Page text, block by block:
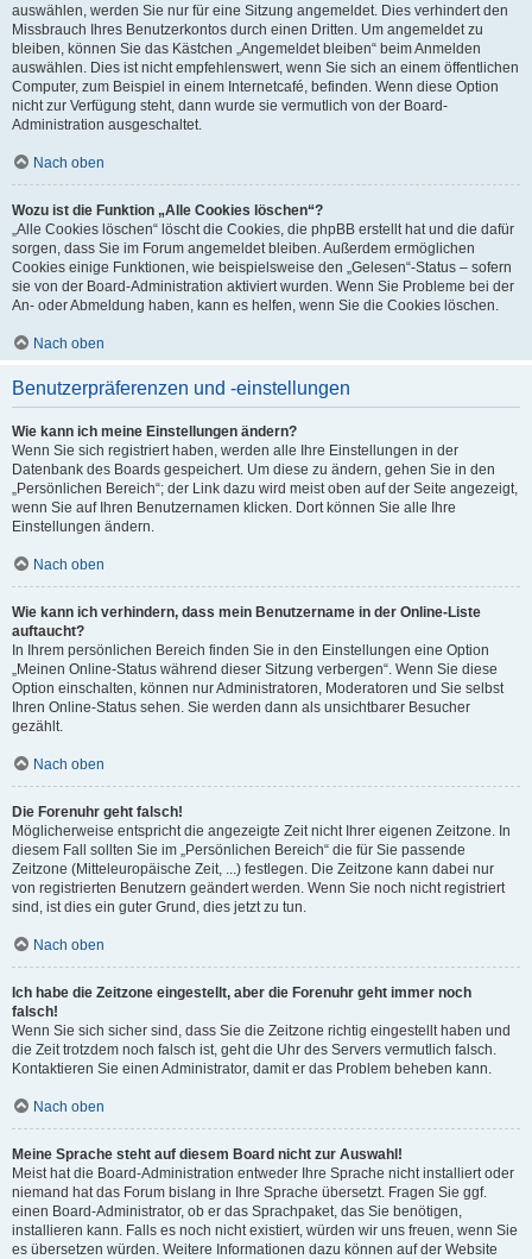
auswählen, werden Sie nur für eine Sitzung angemeldet. Dies verhindert den
Missbrauch Ihres Benutzerkontos durch einen Dritten. Um angemeldet zu
bleiben, können Sie das Kästchen „Angemeldet bleiben“ beim Anmelden
auswählen. Dies ist nicht empfehlenswert, wenn Sie sich an einem öffentlichen
Computer, zum Beispiel in einem Internetcafé, befinden. Wenn diese Option
nicht zur Verfügung steht, dann wurde sie vermutlich von der Board-
Administration ausgeschaltet.
Nach oben
Wozu ist die Funktion „Alle Cookies löschen“?
„Alle Cookies löschen“ löscht die Cookies, die phpBB erstellt hat und die dafür
sorgen, dass Sie im Forum angemeldet bleiben. Außerdem ermöglichen
Cookies einige Funktionen, wie beispielsweise den „Gelesen“-Status – sofern
sie von der Board-Administration aktiviert wurden. Wenn Sie Probleme bei der
An- oder Abmeldung haben, kann es helfen, wenn Sie die Cookies löschen.
Nach oben
Benutzerpräferenzen und -einstellungen
Wie kann ich meine Einstellungen ändern?
Wenn Sie sich registriert haben, werden alle Ihre Einstellungen in der
Datenbank des Boards gespeichert. Um diese zu ändern, gehen Sie in den
„Persönlichen Bereich“; der Link dazu wird meist oben auf der Seite angezeigt,
wenn Sie auf Ihren Benutzernamen klicken. Dort können Sie alle Ihre
Einstellungen ändern.
Nach oben
Wie kann ich verhindern, dass mein Benutzername in der Online-Liste
auftaucht?
In Ihrem persönlichen Bereich finden Sie in den Einstellungen eine Option
„Meinen Online-Status während dieser Sitzung verbergen“. Wenn Sie diese
Option einschalten, können nur Administratoren, Moderatoren und Sie selbst
Ihren Online-Status sehen. Sie werden dann als unsichtbarer Besucher
gezählt.
Nach oben
Die Forenuhr geht falsch!
Möglicherweise entspricht die angezeigte Zeit nicht Ihrer eigenen Zeitzone. In
diesem Fall sollten Sie im „Persönlichen Bereich“ die für Sie passende
Zeitzone (Mitteleuropäische Zeit, ...) festlegen. Die Zeitzone kann dabei nur
von registrierten Benutzern geändert werden. Wenn Sie noch nicht registriert
sind, ist dies ein guter Grund, dies jetzt zu tun.
Nach oben
Ich habe die Zeitzone eingestellt, aber die Forenuhr geht immer noch
falsch!
Wenn Sie sich sicher sind, dass Sie die Zeitzone richtig eingestellt haben und
die Zeit trotzdem noch falsch ist, geht die Uhr des Servers vermutlich falsch.
Kontaktieren Sie einen Administrator, damit er das Problem beheben kann.
Nach oben
Meine Sprache steht auf diesem Board nicht zur Auswahl!
Meist hat die Board-Administration entweder Ihre Sprache nicht installiert oder
niemand hat das Forum bislang in Ihre Sprache übersetzt. Fragen Sie ggf.
einen Board-Administrator, ob er das Sprachpaket, das Sie benötigen,
installieren kann. Falls es noch nicht existiert, würden wir uns freuen, wenn Sie
es übersetzen würden. Weitere Informationen dazu können auf der Website